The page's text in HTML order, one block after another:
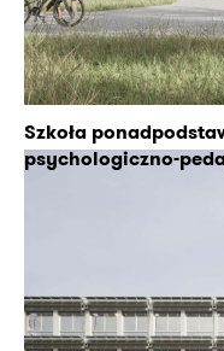
Szkoła
psychologiczno-